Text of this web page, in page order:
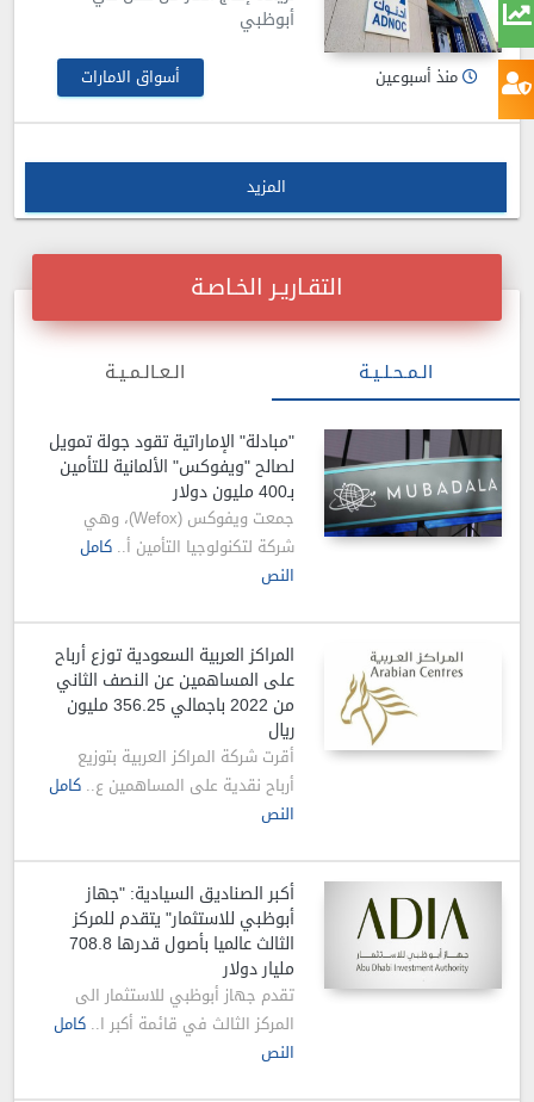
أبوظبي
منذ أسبوعين أسواق الامارات
المزيد
التقـاريـر الخـاصـة
الـمـحـلـيـة الـعـالـمـيـة
"مبادلة" الإماراتية تقود جولة تمويل
لصالح "ويفوكس" الألمانية للتأمين
بـ400 مليون دولار
جمعت ويفوكس (Wefox)، وهي
شركة لتكنولوجيا التأمين أ..كامل
النص
المراكز العربية السعودية توزع أرباح
على المساهمين عن النصف الثاني
من 2022 باجمالي 356.25 مليون
ريال
أقرت شركة المراكز العربية بتوزيع
أرباح نقدية على المساهمين ع..كامل
النص
أكبر الصناديق السيادية: "جهاز
أبوظبي للاستثمار" يتقدم للمركز
الثالث عالميا بأصول قدرها 708.8
مليار دولار
تقدم جهاز أبوظبي للاستثمار الى
المركز الثالث في قائمة أكبر ا..كامل
النص